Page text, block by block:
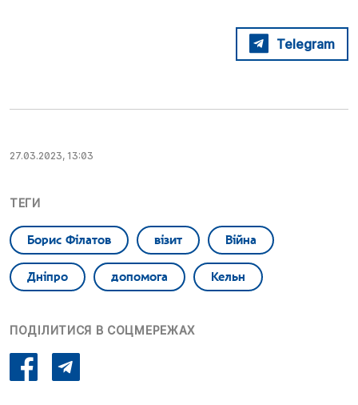
Telegram
27.03.2023, 13:03
ТЕГИ
Борис Філатов візит Війна
Дніпро допомога Кельн
ПОДІЛИТИСЯ В СОЦМЕРЕЖАХ